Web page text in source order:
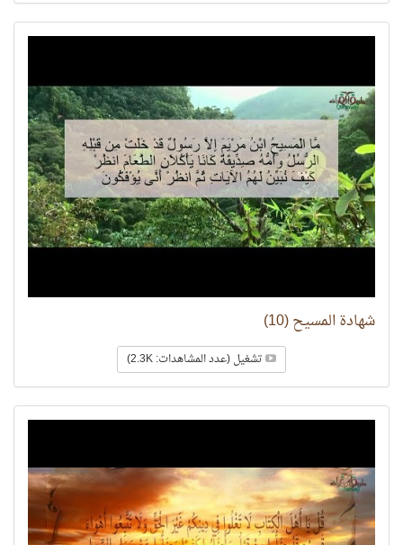
شهادة المسيح (10)
تشغيل (عدد المشاهدات: 2.3K)